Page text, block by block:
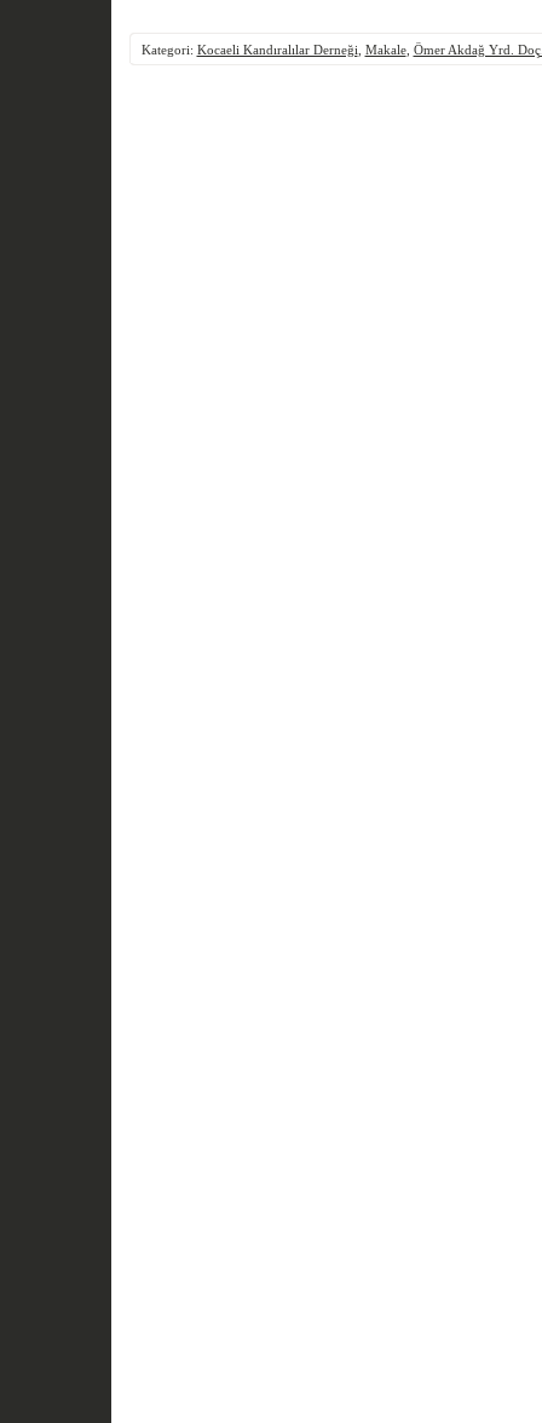
Kategori: Kocaeli Kandıralılar Derneği Makale, Ömer Akdağ Yrd.